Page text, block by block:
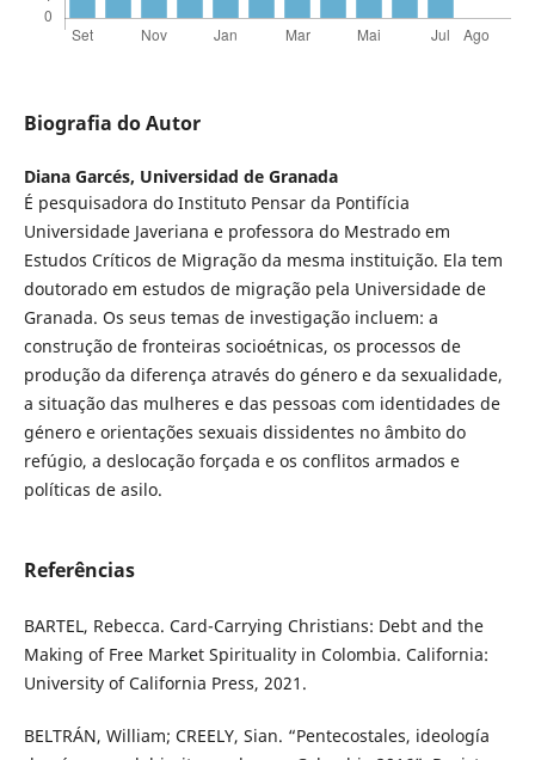
Biografia do Autor
Diana Garcés, Universidad de Granada
É pesquisadora do Instituto Pensar da Pontifícia
Universidade Javeriana e professora do Mestrado em
Estudos Críticos de Migração da mesma instituição. Ela tem
doutorado em estudos de migração pela Universidade de
Granada. Os seus temas de investigação incluem: a
construção de fronteiras socioétnicas, os processos de
produção da diferença através do género e da sexualidade,
a situação das mulheres e das pessoas com identidades de
género e orientações sexuais dissidentes no âmbito do
refúgio, a deslocação forçada e os conflitos armados e
políticas de asilo.
Referências
BARTEL, Rebecca. Card-Carrying Christians: Debt and the
Making of Free Market Spirituality in Colombia. California:
University of California Press, 2021.
BELTRÁN, William; CREELY, Sian. “Pentecostales, ideología